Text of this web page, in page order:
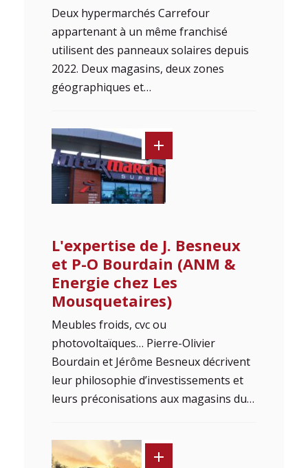
Deux hypermarchés Carrefour
appartenant à un même franchisé
utilisent des panneaux solaires depuis
2022. Deux magasins, deux zones
géographiques et…
L'expertise de J. Besneux
et P-O Bourdain (ANM &
Energie chez Les
Mousquetaires)
Meubles froids, cvc ou
photovoltaïques… Pierre-Olivier
Bourdain et Jérôme Besneux décrivent
leur philosophie d’investissements et
leurs préconisations aux magasins du…